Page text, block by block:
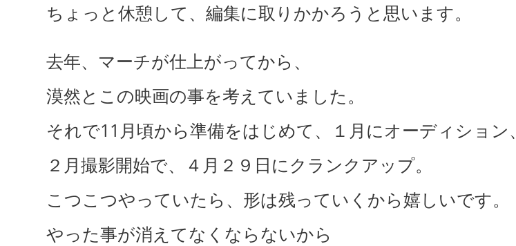
ちょっと休憩して、編集に取りかかろうと思います。
去年、マーチが仕上がってから、
漠然とこの映画の事を考えていました。
それで11月頃から準備をはじめて、１月にオーディション、
２月撮影開始で、４月２９日にクランクアップ。
こつこつやっていたら、形は残っていくから嬉しいです。
やった事が消えてなくならないから